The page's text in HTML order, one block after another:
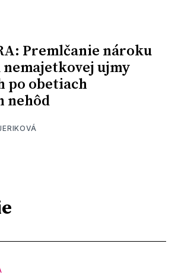
Premlčanie nároku
nemajetkovej ujmy
po obetiach
nehôd